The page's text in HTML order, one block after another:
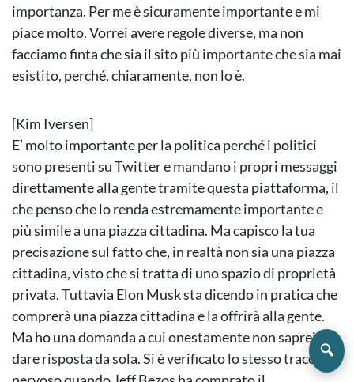
importanza. Per me è sicuramente importante e mi
piace molto. Vorrei avere regole diverse, ma non
facciamo finta che sia il sito più importante che sia mai
esistito, perché, chiaramente, non lo è.
[Kim Iversen]
E’ molto importante per la politica perché i politici
sono presenti su Twitter e mandano i propri messaggi
direttamente alla gente tramite questa piattaforma, il
che penso che lo renda estremamente importante e
più simile a una piazza cittadina. Ma capisco la tua
precisazione sul fatto che, in realtà non sia una piazza
cittadina, visto che si tratta di uno spazio di proprietà
privata. Tuttavia Elon Musk sta dicendo in pratica che
comprerà una piazza cittadina e la offrirà alla gente.
Ma ho una domanda a cui onestamente non saprei
dare risposta da sola. Si è verificato lo stesso tracollo
🔍